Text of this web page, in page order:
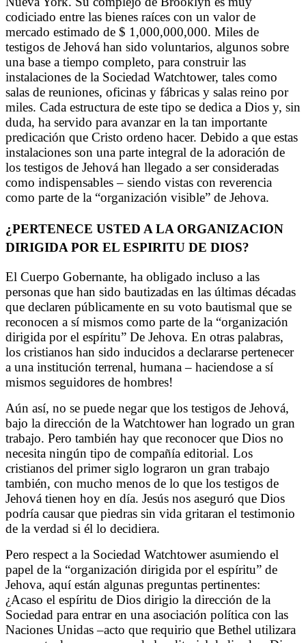
codiciado entre las bienes raíces con un valor de
mercado estimado de $ 1,000,000,000. Miles de
testigos de Jehová han sido voluntarios, algunos sobre
una base a tiempo completo, para construir las
instalaciones de la Sociedad Watchtower, tales como
salas de reuniones, oficinas y fábricas y salas reino por
miles. Cada estructura de este tipo se dedica a Dios y, sin
duda, ha servido para avanzar en la tan importante
predicación que Cristo ordeno hacer. Debido a que estas
instalaciones son una parte integral de la adoración de
los testigos de Jehová han llegado a ser consideradas
como indispensables – siendo vistas con reverencia
como parte de la “organización visible” de Jehova.
¿PERTENECE USTED A LA ORGANIZACION
DIRIGIDA POR EL ESPIRITU DE DIOS?
El Cuerpo Gobernante, ha obligado incluso a las
personas que han sido bautizadas en las últimas décadas
que declaren públicamente en su voto bautismal que se
reconocen a sí mismos como parte de la “organización
dirigida por el espíritu” De Jehova. En otras palabras,
los cristianos han sido inducidos a declararse pertenecer
a una institución terrenal, humana – haciendose a sí
mismos seguidores de hombres!
Aún así, no se puede negar que los testigos de Jehová,
bajo la dirección de la Watchtower han logrado un gran
trabajo. Pero también hay que reconocer que Dios no
necesita ningún tipo de compañía editorial. Los
cristianos del primer siglo lograron un gran trabajo
también, con mucho menos de lo que los testigos de
Jehová tienen hoy en día. Jesús nos aseguró que Dios
podría causar que piedras sin vida gritaran el testimonio
de la verdad si él lo decidiera.
Pero respect a la Sociedad Watchtower asumiendo el
papel de la “organización dirigida por el espíritu” de
Jehova, aquí están algunas preguntas pertinentes:
¿Acaso el espíritu de Dios dirigio la dirección de la
Sociedad para entrar en una asociación política con las
Naciones Unidas –acto que requirio que Bethel utilizara